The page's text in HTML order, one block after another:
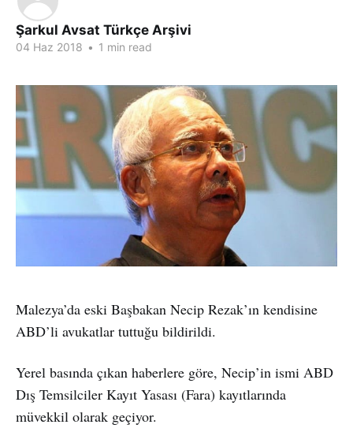
Şarkul Avsat Türkçe Arşivi
04 Haz 2018 • 1 min read
Malezya’da eski Başbakan Necip Rezak’ın kendisine
ABD’li avukatlar tuttuğu bildirildi.
Yerel basında çıkan haberlere göre, Necip’in ismi ABD
Dış Temsilciler Kayıt Yasası (Fara) kayıtlarında
müvekkil olarak geçiyor.